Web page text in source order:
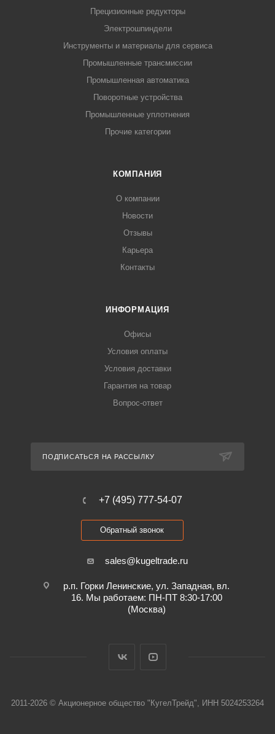
Прецизионные редукторы
Электрошпиндели
Инструменты и материалы для сервиса
Промышленные трансмиссии
Промышленная автоматика
Поворотные устройства
Промышленные уплотнения
Прочие категории
КОМПАНИЯ
О компании
Новости
Отзывы
Карьера
Контакты
ИНФОРМАЦИЯ
Офисы
Условия оплаты
Условия доставки
Гарантия на товар
Вопрос-ответ
ПОДПИСАТЬСЯ НА РАССЫЛКУ
+7 (495) 777-54-07
Обратный звонок
sales@kugeltrade.ru
р.п. Горки Ленинские, ул. Западная, вл.
16. Мы работаем: ПН-ПТ 8:30-17:00
(Москва)
2011-2026 © Акционерное общество "КугелТрейд", ИНН 5024253264